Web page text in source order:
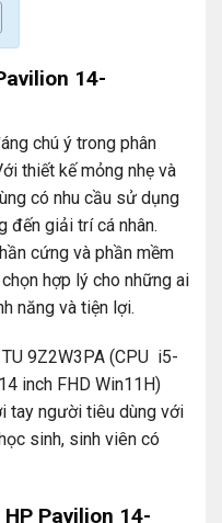
14-
chú ý trong phân
thiết kế mỏng nhẹ và
có nhu cầu sử dụng
đến giải trí cá nhân.
cứng và phần mềm
hợp lý cho những ai
năng và tiện lợi.
9Z2W3PA (CPU i5-
inch FHD Win11H)
tay người tiêu dùng với
sinh, sinh viên có
Pavilion 14-